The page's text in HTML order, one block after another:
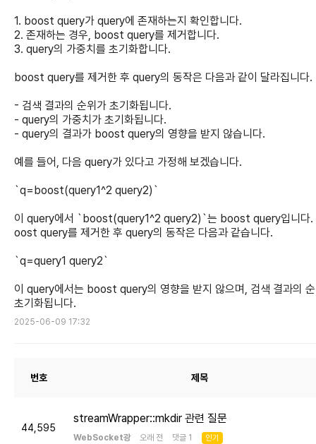
1. boost query가 query에 존재하는지 확인합니다.
2. 존재하는 경우, boost query를 제거합니다.
3. query의 가중치를 초기화합니다.
boost query를 제거한 후 query의 동작은 다음과 같이 달라집니다.
- 검색 결과의 순위가 초기화됩니다.
- query의 가중치가 초기화됩니다.
- query의 결과가 boost query의 영향을 받지 않습니다.
예를 들어, 다음 query가 있다고 가정해 보겠습니다.
`q=boost(query1^2 query2)`
이 query에서 `boost(query1^2 query2)`는 boost query입니다.
oost query를 제거한 후 query의 동작은 다음과 같습니다.
`q=query1 query2`
이 query에서는 boost query의 영향을 받지 않으며, 검색 결과의
초기화됩니다.
2025-06-09 17:32
번호 제목
44,595
streamWrapper::mkdir 관련 질문
WebSocket광 오래 전 댓글 1 인기